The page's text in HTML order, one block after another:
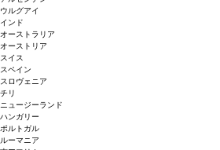
ウルグアイ
インド
オーストラリア
オーストリア
スイス
スペイン
スロヴェニア
チリ
ニュージーランド
ハンガリー
ポルトガル
ルーマニア